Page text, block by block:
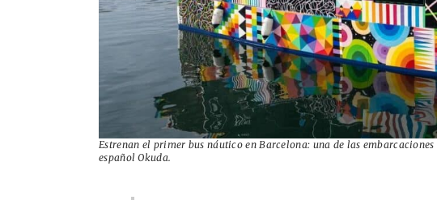
Estrenan el primer bus náutico en Barcelona: una de las
español Okuda.